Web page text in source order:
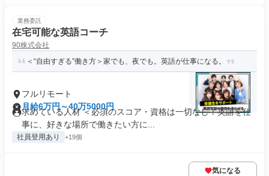
業務委託
在宅可能な英語コーチ
90株式会社
＜“自由すぎる”働き方＞家でも、夜でも。英語が仕事になる。
フルリモート
月給6万円～40万5000円
求めている人材 ＜必須のスコア・資格は一切なし！英語を仕
事に、好きな場所で働きたい方に...
社員登用あり +19個
気になる